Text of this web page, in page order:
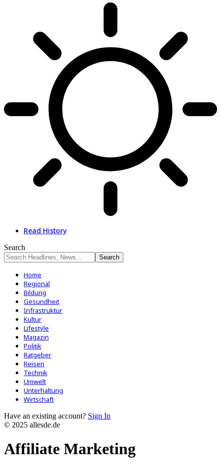
Read History
Search
Home
Regional
Bildung
Gesundheit
Infrastruktur
Kultur
Lifestyle
Magazin
Politik
Ratgeber
Reisen
Technik
Umwelt
Unterhaltung
Wirtschaft
Have an existing account? Sign In
© 2025 allesde.de
Affiliate Marketing